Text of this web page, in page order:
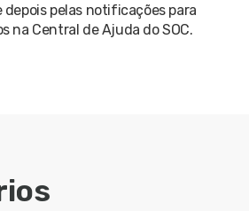
depois pelas notificações para
na Central de Ajuda do SOC.